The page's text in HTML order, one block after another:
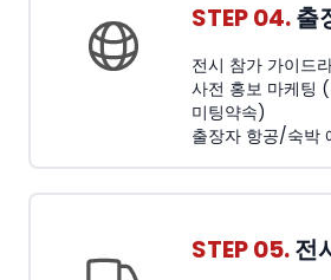
STEP 04.출
전시 참가 가이드
사전 홍보 마케팅
미팅약속)
출장자 항공/숙박
STEP 05.전